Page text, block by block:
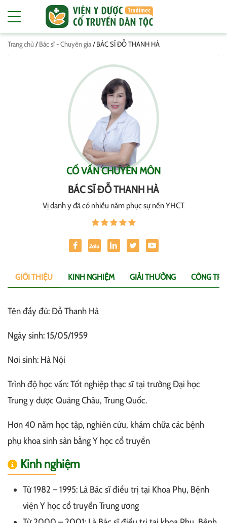
Trang chủ /Bác sĩ - Chuyên gia/BÁC SĨ ĐỖ THANH HÀ
CỐ VẤN CHUYÊN MÔN
BÁC SĨ ĐỖ THANH HÀ
Vị danh y đã có nhiều năm phục sự nền YHCT
GIỚI THIỆU KINH NGHIỆM GIẢI THƯỞNG CÔNG
Tên đầy đủ: Đỗ Thanh Hà
Ngày sinh: 15/05/1959
Nơi sinh: Hà Nội
Trình độ học vấn: Tốt nghiệp thạc sĩ tại trường Đại học
Trung y dược Quảng Châu, Trung Quốc.
Hơn 40 năm học tập, nghiên cứu, khám chữa các bệnh
phụ khoa sinh sản bằng Y học cổ truyền
Kinh nghiệm
Từ 1982 – 1995: Là Bác sĩ điều trị tại Khoa Phụ, Bệnh
viện Y học cổ truyền Trung ương